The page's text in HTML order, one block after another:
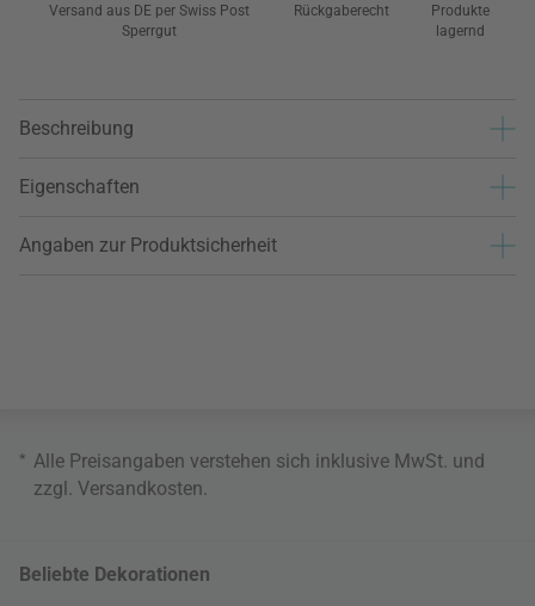
Versand aus DE per Swiss Post
Sperrgut
Rückgaberecht
Produkte
lagernd
Beschreibung
Eigenschaften
Angaben zur Produktsicherheit
* Alle Preisangaben verstehen sich inklusive MwSt. und
zzgl. Versandkosten
Beliebte Dekorationen